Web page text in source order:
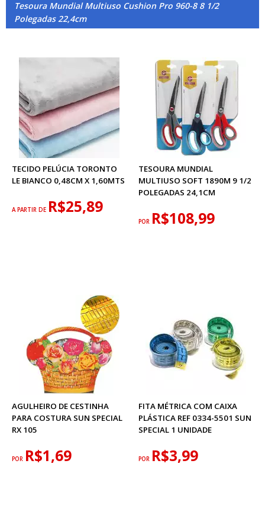
Tesoura Mundial Multiuso Cushion Pro 960-8 8 1/2
Polegadas 22,4cm
TECIDO PELÚCIA TORONTO
LE BIANCO 0,48CM X 1,60MTS
A PARTIR DE R$25,89
TESOURA MUNDIAL
MULTIUSO SOFT 1890M 9 1/2
POLEGADAS 24,1CM
POR R$108,99
AGULHEIRO DE CESTINHA
PARA COSTURA SUN SPECIAL
RX 105
POR R$1,69
FITA MÉTRICA COM CAIXA
PLÁSTICA REF 0334-5501 SUN
SPECIAL 1 UNIDADE
POR R$3,99